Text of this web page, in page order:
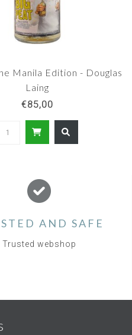
Manila Edition - Douglas
Laing
€85,00
AND SAFE
Trusted webshop